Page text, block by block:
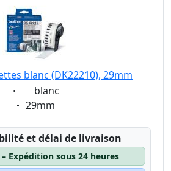
blanc (DK22210), 29mm
Eigenschaft:
blanc
Eigenschaft:
29mm
et délai de livraison
Expédition sous 24 heures